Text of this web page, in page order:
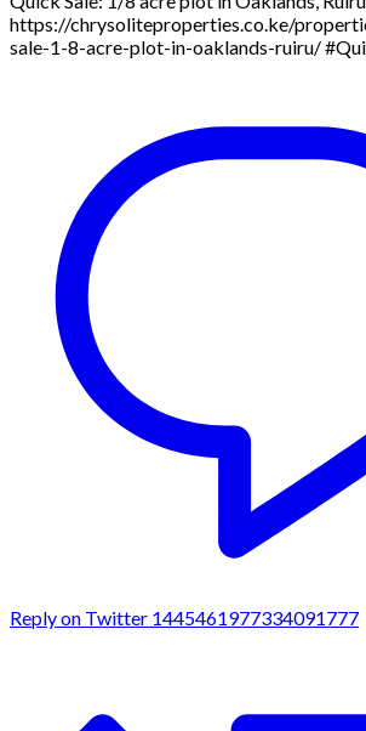
https://chrysoliteproperties.co.ke/
sale-1-8-acre-plot-in-oaklands-ruiru/
Reply on Twitter 1445461977334091777